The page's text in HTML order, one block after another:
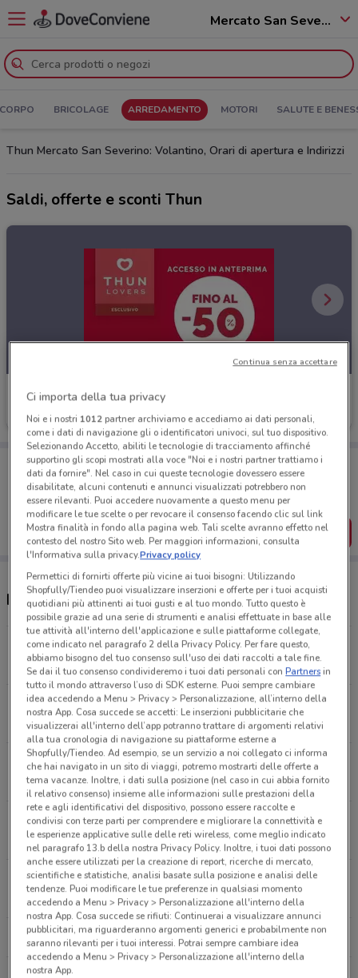
Mercato San Severino - 84085
BRICOLAGE ARREDAMENTO MOTORI SALUTE E
Thun Mercato San Severino: Volantino, Orari di apertura e Indirizzi
Saldi, offerte e sconti Thun
Thun
Scade il 18/08
Porta DoveConviene sempre con te!
Puoi trovare le migliori offerte dei negozi vicino a te,
salvarle e creare la tua lista del risparmio, comodamente
dal tuo cellulare.
SCARICA L’APP
Negozi Thun e orari
Via Dei Greci, 5 Salerno
8.8 km
Corso Vittorio Emanuele, 40 Salerno
11.9 km
Via Marconi, 74/76 Pagani
13 km
Corso Vittorio Emanuele, 219 Avellino
14.8 km
Via Pacinotti Pontecagnano-faiano
20.5 km
Tutti i negozi Thun
Ci importa della tua privacy
Noi e i nostri 1012partner archiviamo e accediamo ai dati personali,
come i dati di navigazione gli o identificatori univoci, sul tuo dispositivo.
Selezionando Accetto, abiliti le tecnologie di tracciamento affinché
supportino gli scopi mostrati alla voce "Noi e i nostri partner trattiamo i
dati da fornire". Nel caso in cui queste tecnologie dovessero essere
disabilitate, alcuni contenuti e annunci visualizzati potrebbero non
essere rilevanti. Puoi accedere nuovamente a questo menu per
modificare le tue scelte o per revocare il consenso facendo clic sul link
Mostra finalità in fondo alla pagina web. Tali scelte avranno effetto nel
contesto del nostro Sito web. Per maggiori informazioni, consulta
l'Informativa sulla privacy.Privacy policy
Permettici di fornirti offerte più vicine ai tuoi bisogni: Utilizzando
Shopfully/Tiendeo puoi visualizzare inserzioni e offerte per i tuoi acquisti
quotidiani più attinenti ai tuoi gusti e al tuo mondo. Tutto questo è
possibile grazie ad una serie di strumenti e analisi effettuate in base alle
tue attività all'interno dell'applicazione e sulle piattaforme collegate,
come indicato nel paragrafo 2 della Privacy Policy. Per fare questo,
abbiamo bisogno del tuo consenso sull'uso dei dati raccolti a tale fine.
Se dai il tuo consenso condivideremo i tuoi dati personali conPartnersin
tutto il mondo attraverso l’uso di SDK esterne. Puoi sempre cambiare
idea accedendo a Menu > Privacy > Personalizzazione, all’interno della
nostra App. Cosa succede se accetti: Le inserzioni pubblicitarie che
visualizzerai all'interno dell’app potranno trattare di argomenti relativi
alla tua cronologia di navigazione su piattaforme esterne a
Shopfully/Tiendeo. Ad esempio, se un servizio a noi collegato ci informa
che hai navigato in un sito di viaggi, potremo mostrarti delle offerte a
tema vacanze. Inoltre, i dati sulla posizione (nel caso in cui abbia fornito
il relativo consenso) insieme alle informazioni sulle prestazioni della
rete e agli identificativi del dispositivo, possono essere raccolte e
condivisi con terze parti per comprendere e migliorare la connettività e
le esperienze applicative sulle delle reti wireless, come meglio indicato
nel paragrafo 13.b della nostra Privacy Policy. Inoltre, i tuoi dati possono
anche essere utilizzati per la creazione di report, ricerche di mercato,
scientifiche e statistiche, analisi basate sulla posizione e analisi delle
tendenze. Puoi modificare le tue preferenze in qualsiasi momento
accedendo a Menu > Privacy > Personalizzazione all'interno della
nostra App. Cosa succede se rifiuti: Continuerai a visualizzare annunci
pubblicitari, ma riguarderanno argomenti generici e probabilmente non
saranno rilevanti per i tuoi interessi. Potrai sempre cambiare idea
accedendo a Menu > Privacy > Personalizzazione all'interno della
nostra App.
Continua senza accettare